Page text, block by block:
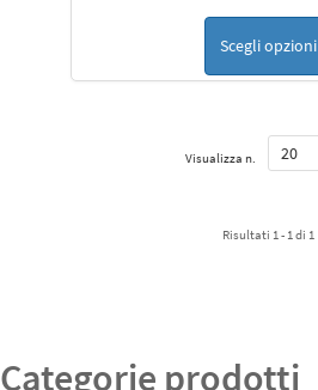
Scegli opzioni
Visualizza n.
Risultati 1 - 1 di 1
Categorie prodotti